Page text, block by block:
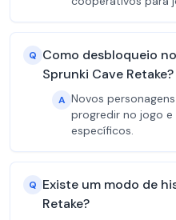
Q Como desbloqueio
Sprunki Cave Retake?
A Novos
progredir no jogo
específicos.
Q Existe um modo de
Retake?